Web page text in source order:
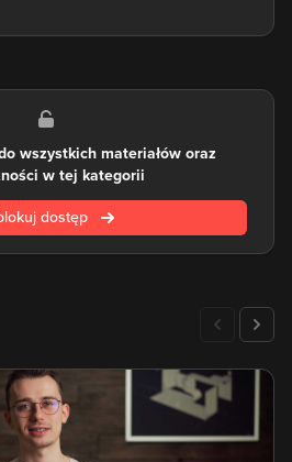
bardzo popularna z tego powodu,
którzy wiedzą jak stosować
nauki języka PHP warto
prosty do nauki od podstaw,
na przygotowanie zarówno
początkujących programistów, jak i
nauczyć się języka PHP - sprawdź
Cię krok po kroku przez
wszystkich materiałów oraz
w tej kategorii
dostęp